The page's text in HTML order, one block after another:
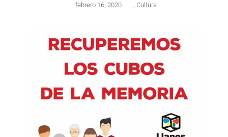
febrero 16, 2020 , Cultura